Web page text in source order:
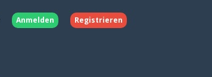
Anmelden Registrieren